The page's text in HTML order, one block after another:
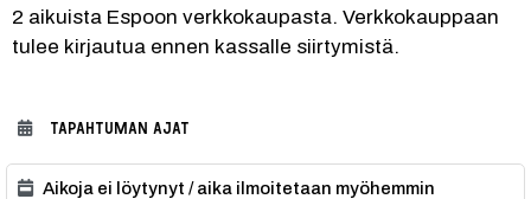
2 aikuista Espoon verkkokaupasta. Verkkokauppaan
tulee kirjautua ennen kassalle siirtymistä.
TAPAHTUMAN AJAT
Aikoja ei löytynyt / aika ilmoitetaan myöhemmin